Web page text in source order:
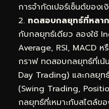
การจำกัดเปอร์เซ็นต์ของเ
2. ทดสอบกลยุทธ์ที่หลา
กับกลยุทธ์เดียว ลองใช้
Average, RSI, MACD ห
กราฟ ทดสอบกลยุทธ์ที่เน้
Day Trading) และกลยุทธ์
(Swing Trading,
กลยุทธ์ที่เหมาะกับสไตล์ข